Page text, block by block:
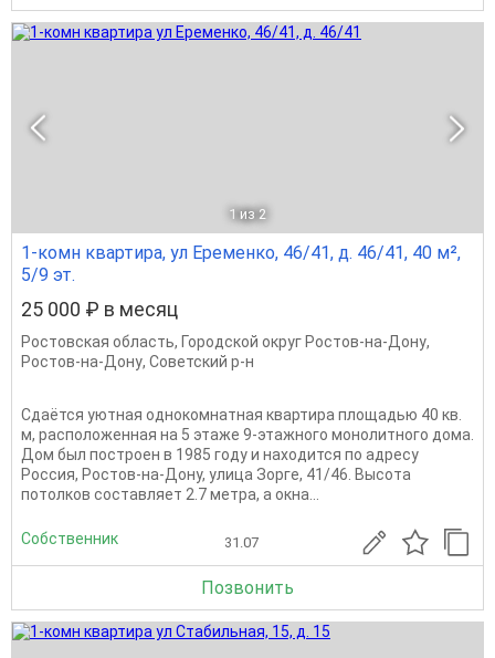
1 из 2
1-комн квартира, ул Еременко, 46/41, д. 46/41, 40 м²,
5/9 эт.
25 000 ₽ в месяц
Ростовская область, Городской округ Ростов-на-Дону,
Ростов-на-Дону, Советский р-н
Сдаётся уютная однокомнатная квартира площадью 40 кв.
м, расположенная на 5 этаже 9-этажного монолитного дома.
Дом был построен в 1985 году и находится по адресу
Россия, Ростов-на-Дону, улица Зорге, 41/46. Высота
потолков составляет 2.7 метра, а окна...
Собственник 31.07
Позвонить